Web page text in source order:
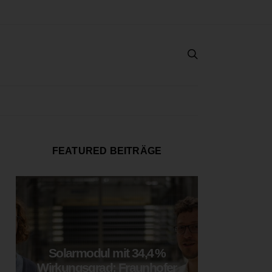
FEATURED BEITRÄGE
Solarmodul mit 34,4 %
Wirkungsgrad: Fraunhofer